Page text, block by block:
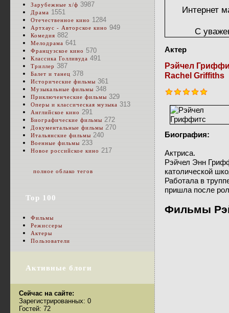
Интернет
С
Актер
Рэйчел
Rachel Griffiths
Биография:
Актриса.
Рэйчел Энн
католической
Работала в
пришла после
Фильмы
Зарубежные х/ф 3987
Драма 1551
Отечественное кино 1284
Артхаус - Авторское кино 949
Комедия 882
Мелодрама 641
Французское кино 570
Классика Голливуда 491
Триллер 387
Балет и танец 378
Исторические фильмы 361
Музыкальные фильмы 348
Приключенческие фильмы 329
Оперы и классическая музыка 313
Английское кино 291
Биографические фильмы 272
Документальные фильмы 270
Итальянские фильмы 240
Военные фильмы 233
Новое российское кино 217
полное облако тегов
Top 100
Фильмы
Режиссеры
Актеры
Пользователи
Активные блоги
Сейчас на сайте:
Зарегистрированных: 0
Гостей: 72